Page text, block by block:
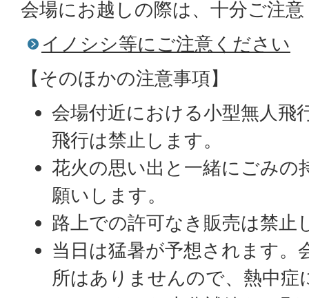
会場にお越しの際は、十分ご注
イノシシ等にご注意ください
【そのほかの注意事項】
会場付近における小型無人飛
飛行は禁止します。
花火の思い出と一緒にごみの
願いします。
路上での許可なき販売は禁止
当日は猛暑が予想されます。
所はありませんので、熱中症